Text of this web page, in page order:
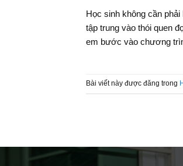
Học sinh không cần
tập trung vào thói quen
em bước vào chương
Bài viết này được đăng trong